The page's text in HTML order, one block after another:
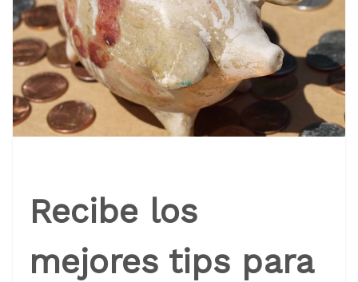
Recibe los
mejores tips para